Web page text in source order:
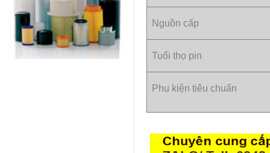
Nguồn cấp
Tuổi thọ pin
Phụ kiện tiêu chuẩn